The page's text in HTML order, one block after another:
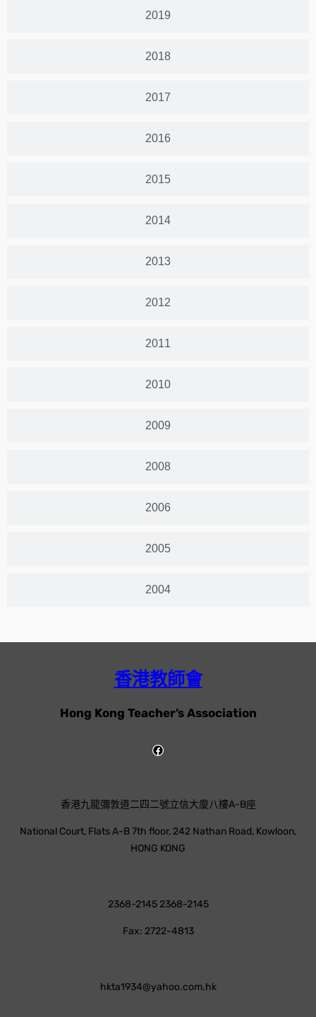
2019
2018
2017
2016
2015
2014
2013
2012
2011
2010
2009
2008
2006
2005
2004
香港教師會
Hong Kong Teacher’s Association
香港九龍彌敦道二四二號立信大廈八樓A-B座
National Court, Flats A-B 7th floor, 242 Nathan Road, Kowloon,
HONG KONG
2368-2145 2368-2145
Fax: 2722-4813
hkta1934@yahoo.com.hk